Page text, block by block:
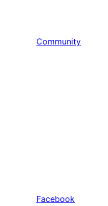
Community
Facebook